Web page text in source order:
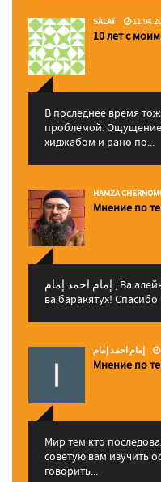
SALAT
10 лет с
В последнее время
проблемой.
хиджабом и рано по...
HAMZA
Мнение по
إمام احمد إمام , Ва алейкум ассалам ва рахматуЛлахи
ва баракятух!
إمام احمد إمام
Мнение по
Мир тем кто
советую вам изучить
говорить...